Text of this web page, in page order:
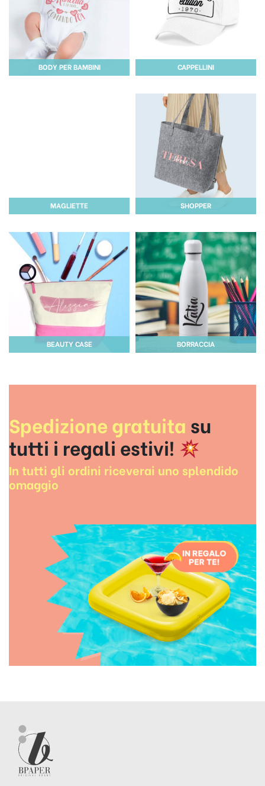
BODY PER BAMBINI CAPPELLINI
MAGLIETTE SHOPPER
BEAUTY CASE BORRACCIA
Spedizione gratuita su
tutti i regali estivi!
In tutti gli ordini riceverai uno splendido
omaggio